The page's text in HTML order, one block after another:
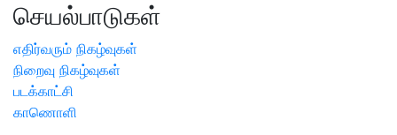
செயல்பாடுகள்
எதிர்வரும் நிகழ்வுகள்
நிறைவு நிகழ்வுகள்
படக்காட்சி
காணொளி